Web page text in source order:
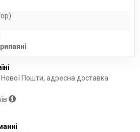
Нової Пошти, адресна доставка